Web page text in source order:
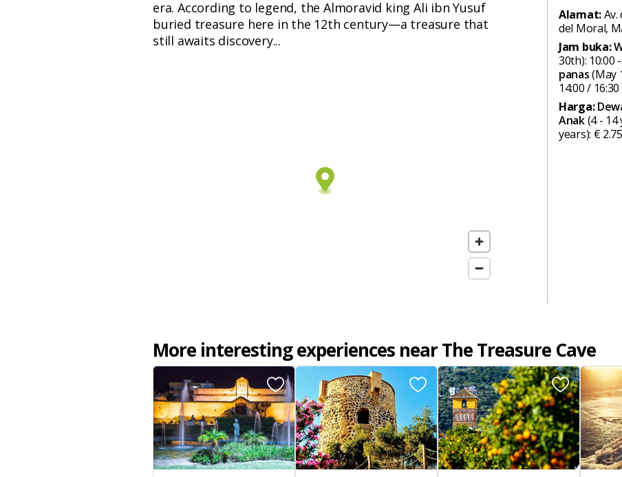
era. According to legend, the Almoravid king Ali ibn Yusuf
buried treasure here in the 12th century—a treasure that
still awaits discovery...
Alamat:Av.
del Moral,
Jam buka:
30th): 10:00
panas(May
14:00 /
Harga:
Anak(4 - 14
years): €
More interesting experiences near The Treasure Cave